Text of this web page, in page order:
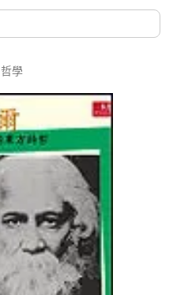
哲學